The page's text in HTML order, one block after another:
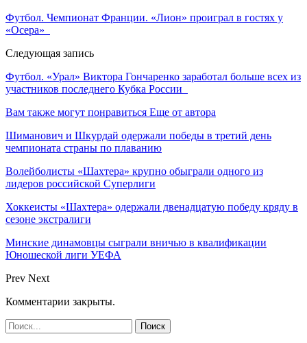
Футбол. Чемпионат Франции. «Лион» проиграл в гостях у
«Осера»
Следующая запись
Футбол. «Урал» Виктора Гончаренко заработал больше всех из
участников последнего Кубка России
Вам также могут понравиться Еще от автора
Шиманович и Шкурдай одержали победы в третий день
чемпионата страны по плаванию
Волейболисты «Шахтера» крупно обыграли одного из
лидеров российской Суперлиги
Хоккеисты «Шахтера» одержали двенадцатую победу кряду в
сезоне экстралиги
Минские динамовцы сыграли вничью в квалификации
Юношеской лиги УЕФА
Prev Next
Комментарии закрыты.